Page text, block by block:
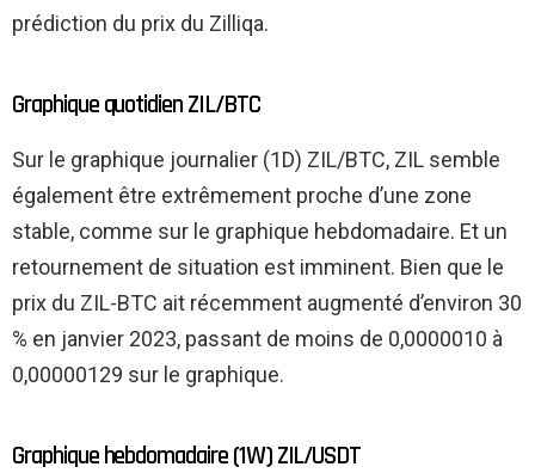
prédiction du prix du Zilliqa.
Graphique quotidien ZIL/BTC
Sur le graphique journalier (1D) ZIL/BTC, ZIL semble
également être extrêmement proche d’une zone
stable, comme sur le graphique hebdomadaire. Et un
retournement de situation est imminent. Bien que le
prix du ZIL-BTC ait récemment augmenté d’environ 30
% en janvier 2023, passant de moins de 0,0000010 à
0,00000129 sur le graphique.
Graphique hebdomadaire (1W) ZIL/USDT